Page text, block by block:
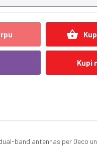
shopping_basket
Kupi
band antennas per Deco